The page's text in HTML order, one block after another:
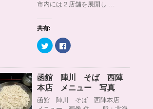
市内には２店舗を展開し …
共有:
ク
リ
し
て
T
w
i
t
F
a
b
o
o
k
で
共
有
函館 陣川 そば 西陣
本店 メニュー 写真
函館 陣川 そば 西陣本店